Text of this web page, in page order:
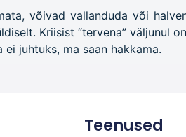
võivad vallanduda või
Kriisist “tervena” väljunul
juhtuks, ma saan hakkama.
Teenused